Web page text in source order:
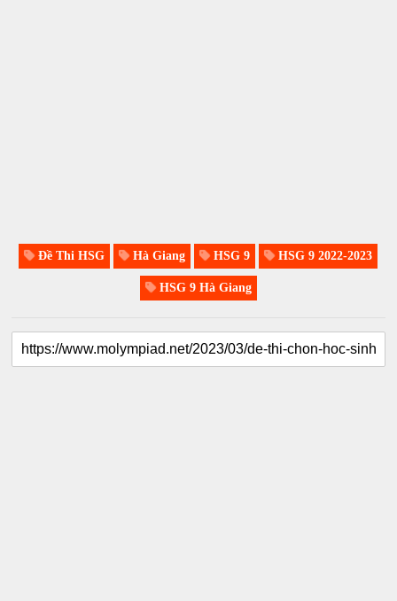
Đề Thi HSG Hà Giang HSG 9 HSG 9 2022-2023
HSG 9 Hà Giang